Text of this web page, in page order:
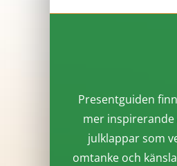
Presentguiden
mer inspirerande
julklappar som
omtanke och